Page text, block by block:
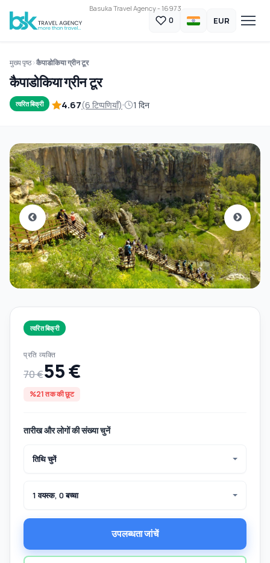
Basuka Travel Agency - 16973
0 EUR
मुख्य पृष्ठ कैपाडोकिया ग्रीन टूर
कैपाडोकिया ग्रीन टूर
त्वरित बिक्री 4.67(6 टिप्पणियाँ) 1 दिन
त्वरित बिक्री
प्रति व्यक्ति
70 €55 €
%21 तक की छूट
तारीख और लोगों की संख्या चुनें
तिथि चुनें
1 वयस्क, 0 बच्चा
उपलब्धता जांचें